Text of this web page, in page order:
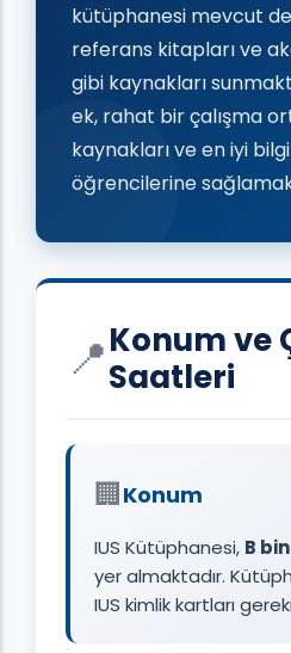
kütüphanesi mevcut
referans kitapları ve
gibi kaynakları
ek, rahat bir çalışma
kaynakları ve en iyi
öğrencilerine
📍Konum ve
Saatleri
🏢Konum
IUS Kütüphanesi, B
yer almaktadır.
IUS kimlik kartları